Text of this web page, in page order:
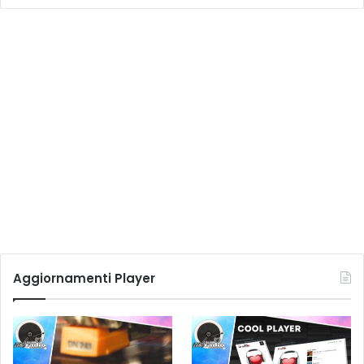
Con un budget tra 50 e 200euro, puoi ottenere una buona
I marchi consigliati per le cuffie da studio sono:
Aggiornamenti Player